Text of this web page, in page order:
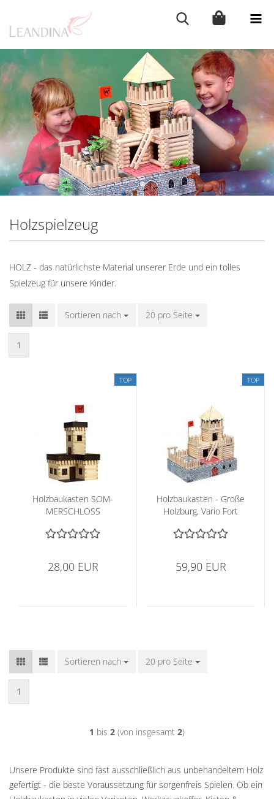
Holzspielzeug
HOLZ - das natürlichste Material unserer Erde und ein tolles
Spielzeug für unsere Kinder.
Sortieren nach
Sortieren nach 20 pro Seite
pro Seite
1
TOP
Holz­bau­kas­ten SOM­
MER­SCHLOSS
28,00 EUR
TOP
Holz­bau­kas­ten - Große
Holz­burg, Vario Fort
59,90 EUR
Sortieren nach
Sortieren nach 20 pro Seite
pro Seite
1
1 bis 2 (von insgesamt 2)
Unsere Produkte sind fast ausschließlich aus unbehandeltem Holz
gefertigt - die beste Voraussetzung für sorgenfreis Spielen. Ob ein